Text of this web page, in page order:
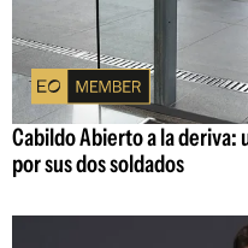
Cabildo Abierto a la
por sus dos soldados